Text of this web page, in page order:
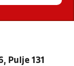
Pulje 131